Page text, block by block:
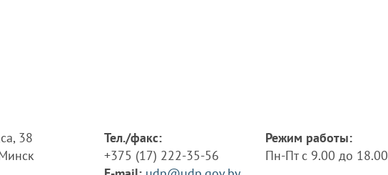
38
Тел./факс:
+375 (17) 222-35-56
Режим работы:
Пн-Пт с 9.00 до 18.00